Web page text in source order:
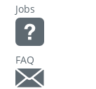
Jobs
FAQ